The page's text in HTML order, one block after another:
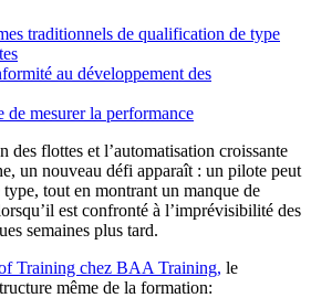
traditionnels de qualification de type
au développement des
de mesurer la performance
des flottes et l’automatisation croissante
un nouveau défi apparaît : un pilote peut
tout en montrant un manque de
est confronté à l’imprévisibilité des
semaines plus tard.
Training chez BAA Training, le
même de la formation: